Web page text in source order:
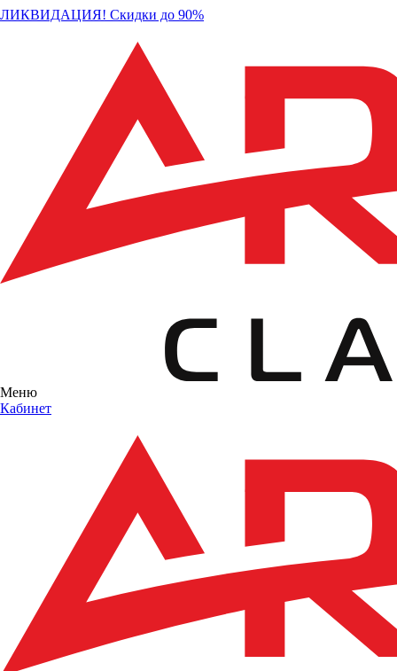
ЛИКВИДАЦИЯ! Скидки до 90%
Меню
Кабинет